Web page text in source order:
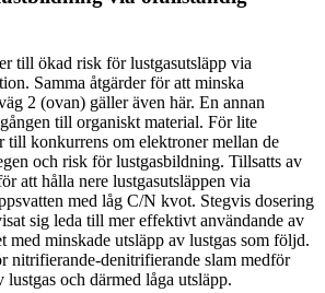
till ökad risk för lustgasutsläpp via
Samma åtgärder för att minska
2 (ovan) gäller även här. En annan
till organiskt material. För lite
till konkurrens om elektroner mellan de
och risk för lustgasbildning. Tillsatts av
att hålla nere lustgasutsläppen via
med låg C/N kvot. Stegvis dosering
sig leda till mer effektivt användande av
med minskade utsläpp av lustgas som följd.
nitrifierande-denitrifierande slam medför
och därmed låga utsläpp.